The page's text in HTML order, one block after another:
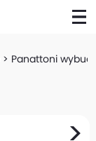
Panattoni